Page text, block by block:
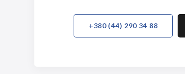
+380 (44) 290 34 88